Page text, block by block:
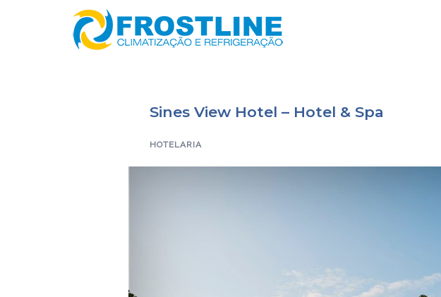
Sines View Hotel – Hotel & Spa
HOTELARIA